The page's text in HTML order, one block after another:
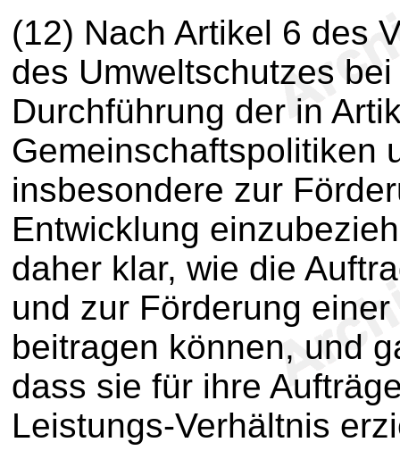
(12) Nach Artikel 6 des
des Umweltschutzes
Durchführung der in
Gemeinschaftspolitiken
insbesondere zur
Entwicklung
daher klar, wie die
und zur Förderung
beitragen können, und
dass sie für ihre
Leistungs-Verhältnis